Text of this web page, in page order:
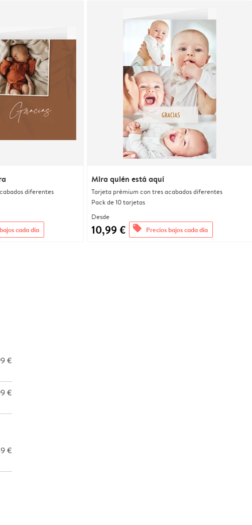
diferentes
cada día
Mira quién está aquí
Tarjeta prémium con tres acabados diferentes
Pack de 10 tarjetas
Desde
10,99 € offers Precios bajos cada día
€
€
€